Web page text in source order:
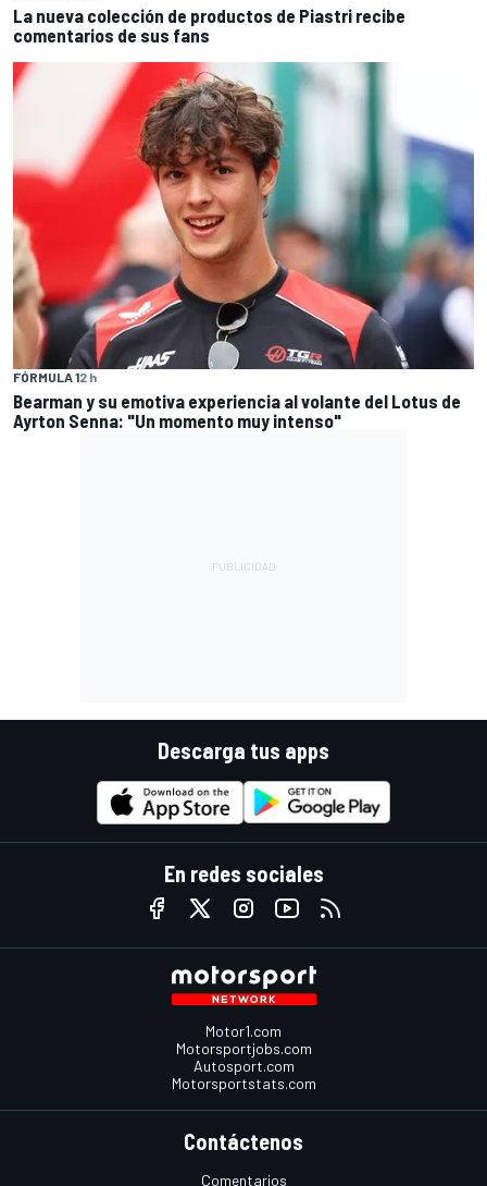
La nueva colección de productos de Piastri recibe
comentarios de sus fans
FÓRMULA 12 h
Bearman y su emotiva experiencia al volante del Lotus de
Ayrton Senna: "Un momento muy intenso"
Descarga tus apps
En redes sociales
Motor1.com
Motorsportjobs.com
Autosport.com
Motorsportstats.com
Contáctenos
Comentarios